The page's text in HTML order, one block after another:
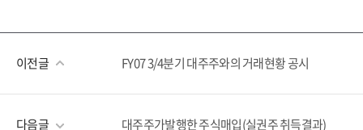
이전글 FY07 3/4분기 대주주와의 거래현황 공시
다음글 대주주가발행한 주식매입(실권주 취득결과)